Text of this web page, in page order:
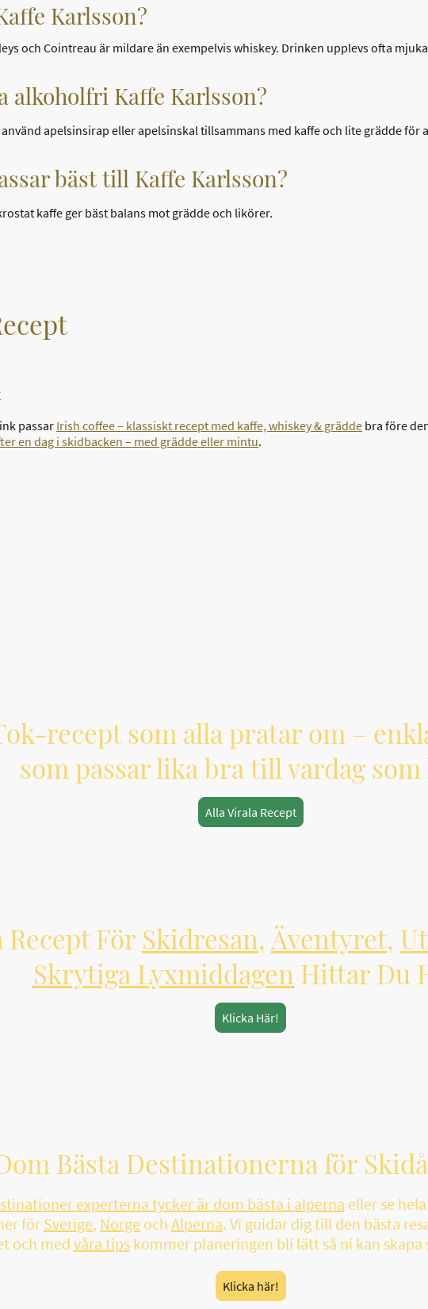
Karlsson?
och Cointreau är mildare än exempelvis whiskey. Drinken upplevs ofta
alkoholfri Kaffe Karlsson?
apelsinsirap eller apelsinskal tillsammans med kaffe och lite grädde
bäst till Kaffe Karlsson?
kaffe ger bäst balans mot grädde och likörer.
passar Irish coffee – klassiskt recept med kaffe, whiskey & grädde bra före
en dag i skidbacken – med grädde eller mintu.
recept som alla pratar om –
som passar lika bra till vardag som
Alla Virala Recept
Recept För Skidresan, Äventyret,
Skrytiga Lyxmiddagen Hittar Du
Klicka Här!
Bästa Destinationerna för
Klicka här!
experterna tycker är dom bästa i alperna eller se
för Sverige, Norge och Alperna. Vi guidar dig till den bästa
och medvåra tipskommer planeringen bli lätt så ni kan skapa